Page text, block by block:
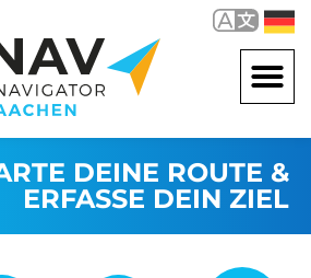
DEINE ROUTE &
ERFASSE DEIN ZIEL